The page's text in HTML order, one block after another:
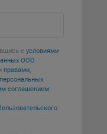
с условиями
ООО
правами,
соглашением: